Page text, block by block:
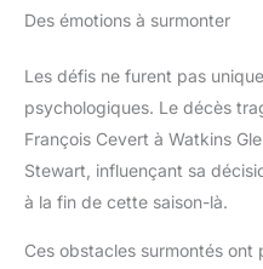
Des émotions à surmonter
Les défis ne furent pas
psychologiques. Le décès
François Cevert à Watkins
Stewart, influençant sa
à la fin de cette saison-là.
Ces obstacles surmontés